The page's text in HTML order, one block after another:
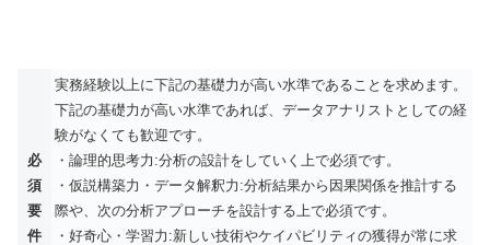
必
須
要
件
実務経験以上に下記の基礎力が高い水準であることを求めます。
下記の基礎力が高い水準であれば、データアナリストとしての経
験がなくても歓迎です。
・論理的思考力:分析の設計をしていく上で必須です。
・仮説構築力・データ解釈力:分析結果から因果関係を推計する
際や、次の分析アプローチを設計する上で必須です。
・好奇心・学習力:新しい技術やケイパビリティの獲得が常に求